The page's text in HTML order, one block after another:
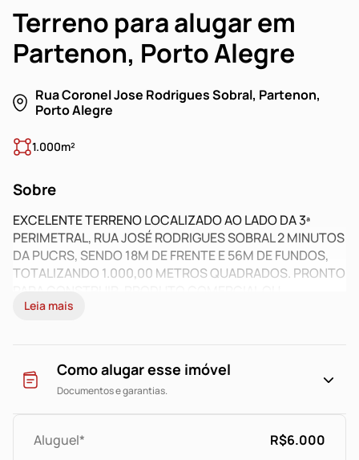
Terreno para alugar em
Partenon, Porto Alegre
Rua Coronel Jose Rodrigues Sobral, Partenon,
Porto Alegre
1.000m²
Sobre
EXCELENTE TERRENO LOCALIZADO AO LADO DA 3ª
PERIMETRAL, RUA JOSÉ RODRIGUES SOBRAL 2 MINUTOS
DA PUCRS, SENDO 18M DE FRENTE E 56M DE FUNDOS,
TOTALIZANDO 1.000,00 METROS QUADRADOS. PRONTO
RESIDENCIAL.
em contrato.
Leia mais
Como alugar esse imóvel
Documentos e garantias.
Aluguel*
R$6.000